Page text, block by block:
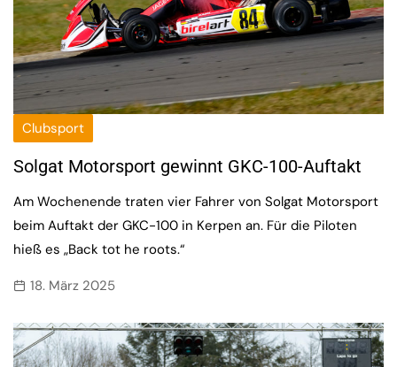
Clubsport
Solgat Motorsport gewinnt GKC-100-Auftakt
Am Wochenende traten vier Fahrer von Solgat Motorsport
beim Auftakt der GKC-100 in Kerpen an. Für die Piloten
hieß es „Back tot he roots.“
18. März 2025